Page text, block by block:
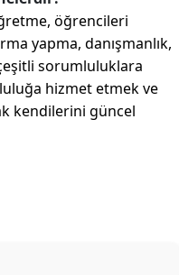
öğrencileri
yapma, danışmanlık,
sorumluluklara
hizmet etmek ve
kendilerini güncel